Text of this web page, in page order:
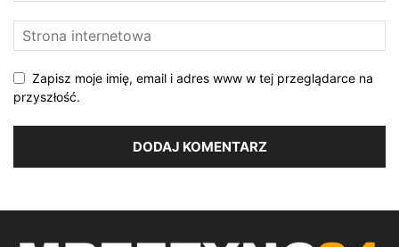
Zapisz moje imię, email i adres www w tej przeglądarce na
przyszłość.